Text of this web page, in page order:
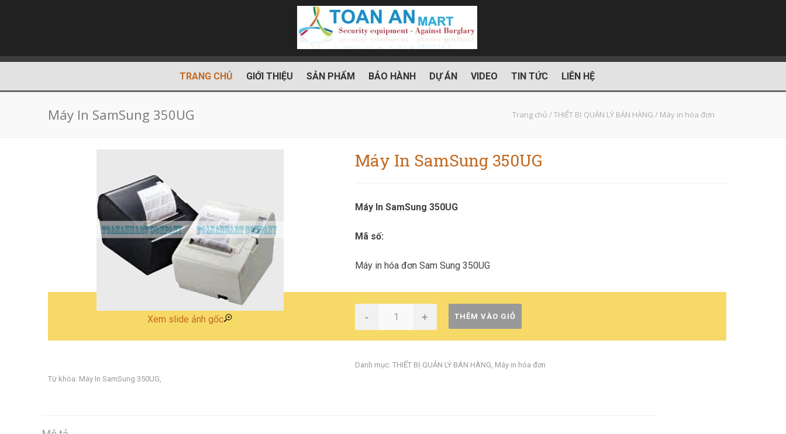
TRANG CHỦ GIỚI THIỆU SẢN PHẨM BẢO HÀNH DỰ ÁN VIDEO TIN TỨC LIÊN HỆ
Máy In SamSung 350UG Trang chủ /THIẾT BỊ QUẢN LÝ BÁN HÀNG / Máy in hóa đơn
Xem slide ảnh gốc
Máy In SamSung 350UG
Máy In SamSung 350UG
Mã số:
Máy in hóa đơn Sam Sung 350UG
- + THÊM VÀO GIỎ
Danh mục: THIẾT BỊ QUẢN LÝ BÁN HÀNG, Máy in hóa đơn
Từ khóa: Máy In SamSung 350UG,